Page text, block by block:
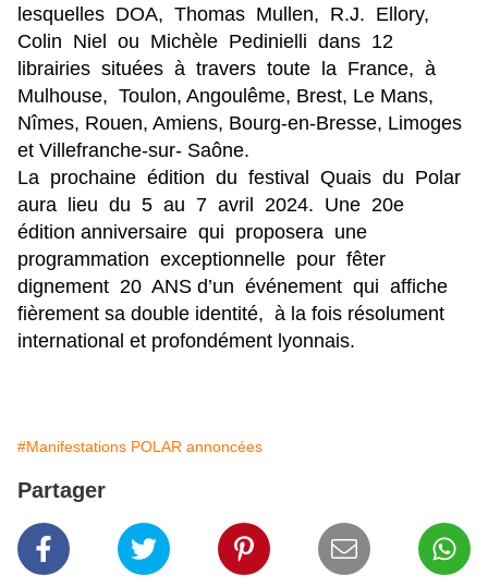
lesquelles DOA, Thomas Mullen, R.J. Ellory,
Colin Niel ou Michèle Pedinielli dans 12
librairies situées à travers toute la France, à
Mulhouse, Toulon, Angoulême, Brest, Le Mans,
Nîmes, Rouen, Amiens, Bourg-en-Bresse, Limoges
et Villefranche-sur- Saône.
La prochaine édition du festival Quais du Polar
aura lieu du 5 au 7 avril 2024. Une 20e
édition anniversaire qui proposera une
programmation exceptionnelle pour fêter
dignement 20 ANS d’un événement qui affiche
fièrement sa double identité, à la fois résolument
international et profondément lyonnais.
#Manifestations POLAR annoncées
Partager